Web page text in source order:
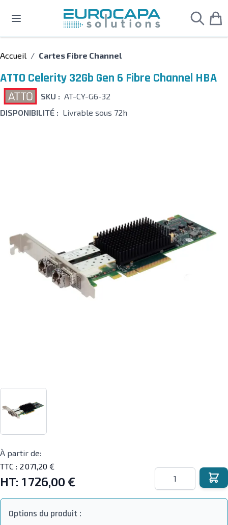
Accueil / Cartes Fibre Channel
ATTO Celerity 32Gb Gen 6 Fibre Channel HBA
SKU : AT-CY-G6-32
DISPONIBILITÉ : Livrable sous 72h
À partir de:
TTC : 2 071,20 €
HT: 1 726,00 €
Quantité
Options du produit :